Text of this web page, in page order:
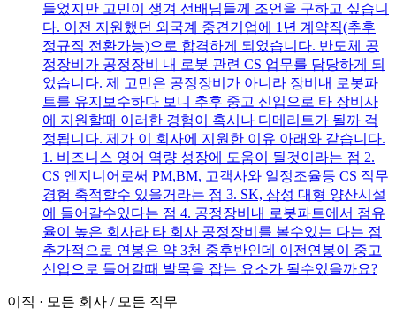
들었지만 고민이 생겨 선배님들께 조언을 구하고 싶습니
다. 이전 지원했던 외국계 중견기업에 1년 계약직(추후
정규직 전환가능)으로 합격하게 되었습니다. 반도체 공
정장비가 공정장비 내 로봇 관련 CS 업무를 담당하게 되
었습니다. 제 고민은 공정장비가 아니라 장비내 로봇파
트를 유지보수하다 보니 추후 중고 신입으로 타 장비사
에 지원할때 이러한 경험이 혹시나 디메리트가 될까 걱
정됩니다. 제가 이 회사에 지원한 이유 아래와 같습니다.
1. 비즈니스 영어 역량 성장에 도움이 될것이라는 점 2.
CS 엔지니어로써 PM,BM, 고객사와 일정조율등 CS 직무
경험 축적할수 있을거라는 점 3. SK, 삼성 대형 양산시설
에 들어갈수있다는 점 4. 공정장비내 로봇파트에서 점유
율이 높은 회사라 타 회사 공정장비를 볼수있는 다는 점
추가적으로 연봉은 약 3천 중후반인데 이전연봉이 중고
신입으로 들어갈때 발목을 잡는 요소가 될수있을까요?
이직 · 모든 회사 / 모든 직무